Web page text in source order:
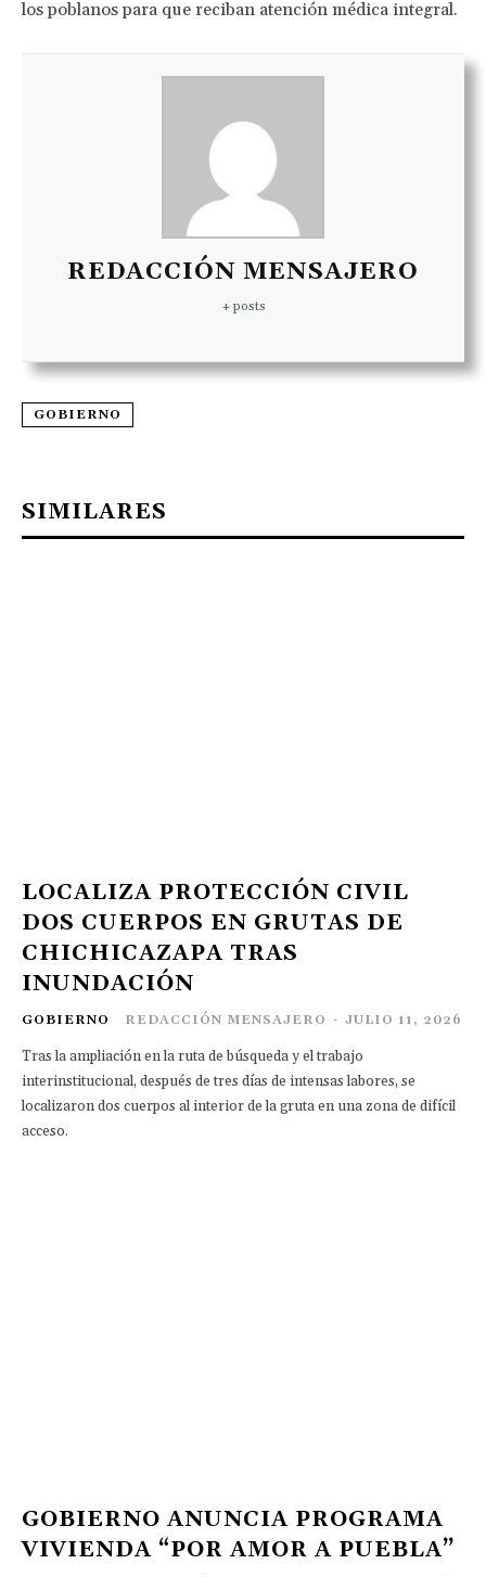
los poblanos para que reciban atención médica integral.
REDACCIÓN MENSAJERO
+ posts
GOBIERNO
SIMILARES
LOCALIZA PROTECCIÓN CIVIL
DOS CUERPOS EN GRUTAS DE
CHICHICAZAPA TRAS
INUNDACIÓN
GOBIERNO REDACCIÓN MENSAJERO - JULIO 11, 2026
Tras la ampliación en la ruta de búsqueda y el trabajo
interinstitucional, después de tres días de intensas labores, se
localizaron dos cuerpos al interior de la gruta en una zona de difícil
acceso.
GOBIERNO ANUNCIA PROGRAMA
VIVIENDA “POR AMOR A PUEBLA”